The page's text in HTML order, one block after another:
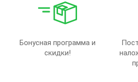
Бонусная программа и
скидки!